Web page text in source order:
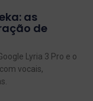
as
de
Lyria 3 Pro e o
vocais,